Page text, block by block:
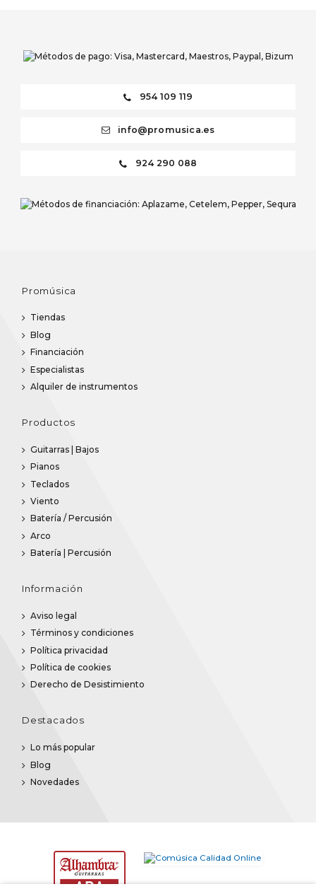
954 109 119
info@promusica.es
924 290 088
Promúsica
Tiendas
Blog
Financiación
Especialistas
Alquiler de instrumentos
Productos
Guitarras | Bajos
Pianos
Teclados
Viento
Batería / Percusión
Arco
Batería | Percusión
Información
Aviso legal
Términos y condiciones
Política privacidad
Política de cookies
Derecho de Desistimiento
Destacados
Lo más popular
Blog
Novedades